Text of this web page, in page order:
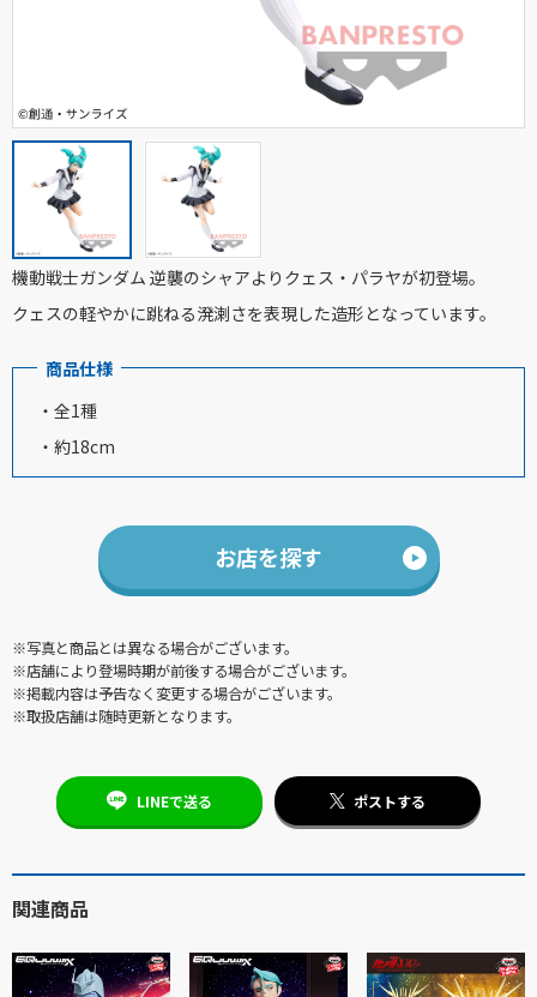
機動戦士ガンダム 逆襲のシャアよりクェス・パラヤが初登場。
クェスの軽やかに跳ねる溌溂さを表現した造形となっています。
商品仕様
・全1種
・約18cm
お店を探す
※写真と商品とは異なる場合がございます。
※店舗により登場時期が前後する場合がございます。
※掲載内容は予告なく変更する場合がございます。
※取扱店舗は随時更新となります。
LINEで送る ポストする
関連商品